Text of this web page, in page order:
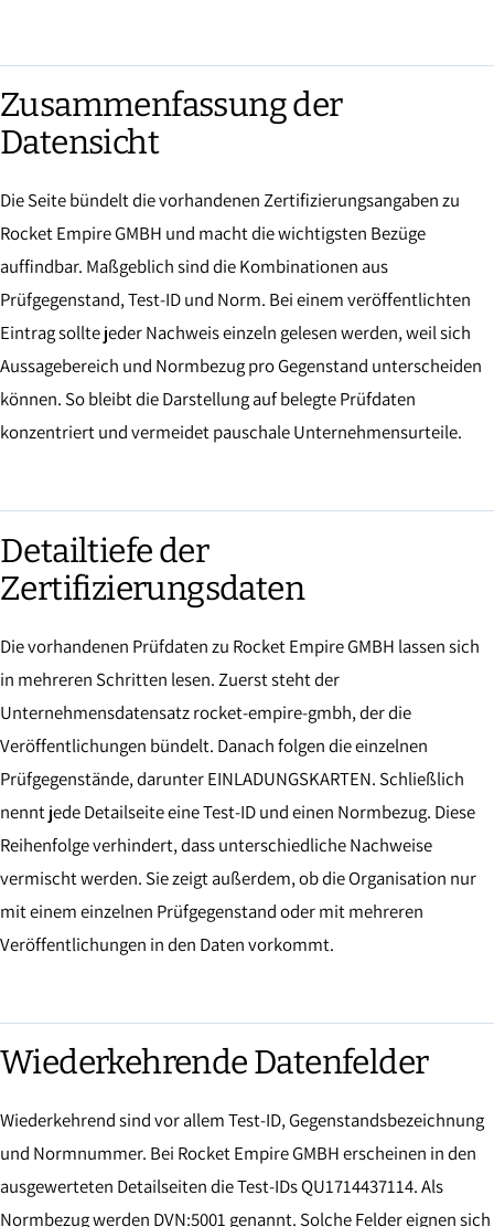
Zusammenfassung der
Datensicht
Die Seite bündelt die vorhandenen Zertifizierungsangaben zu
Rocket Empire GMBH und macht die wichtigsten Bezüge
auffindbar. Maßgeblich sind die Kombinationen aus
Prüfgegenstand, Test-ID und Norm. Bei einem veröffentlichten
Eintrag sollte jeder Nachweis einzeln gelesen werden, weil sich
Aussagebereich und Normbezug pro Gegenstand unterscheiden
können. So bleibt die Darstellung auf belegte Prüfdaten
konzentriert und vermeidet pauschale Unternehmensurteile.
Detailtiefe der
Zertifizierungsdaten
Die vorhandenen Prüfdaten zu Rocket Empire GMBH lassen sich
in mehreren Schritten lesen. Zuerst steht der
Unternehmensdatensatz rocket-empire-gmbh, der die
Veröffentlichungen bündelt. Danach folgen die einzelnen
Prüfgegenstände, darunter EINLADUNGSKARTEN. Schließlich
nennt jede Detailseite eine Test-ID und einen Normbezug. Diese
Reihenfolge verhindert, dass unterschiedliche Nachweise
vermischt werden. Sie zeigt außerdem, ob die Organisation nur
mit einem einzelnen Prüfgegenstand oder mit mehreren
Veröffentlichungen in den Daten vorkommt.
Wiederkehrende Datenfelder
Wiederkehrend sind vor allem Test-ID, Gegenstandsbezeichnung
und Normnummer. Bei Rocket Empire GMBH erscheinen in den
ausgewerteten Detailseiten die Test-IDs QU1714437114. Als
Normbezug werden DVN:5001 genannt. Solche Felder eignen sich